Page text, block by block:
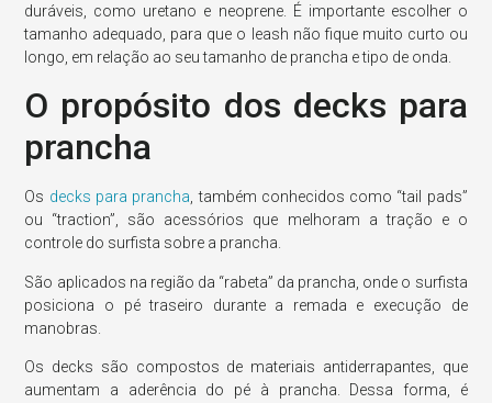
duráveis, como uretano e neoprene. É importante escolher o
tamanho adequado, para que o leash não fique muito curto ou
longo, em relação ao seu tamanho de prancha e tipo de onda.
O propósito dos decks para
prancha
Os decks para prancha, também conhecidos como “tail pads”
ou “traction”, são acessórios que melhoram a tração e o
controle do surfista sobre a prancha.
São aplicados na região da “rabeta” da prancha, onde o surfista
posiciona o pé traseiro durante a remada e execução de
manobras.
Os decks são compostos de materiais antiderrapantes, que
aumentam a aderência do pé à prancha. Dessa forma, é